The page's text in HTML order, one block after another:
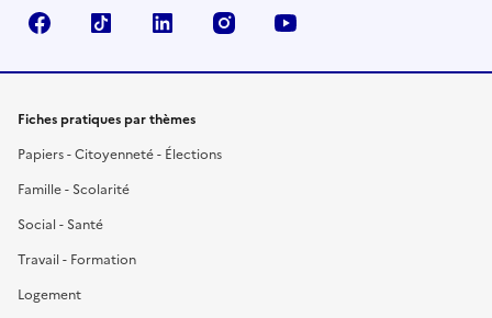
FacebookTikTok LinkedIn Instagram
Fiches pratiques par thèmes
Papiers - Citoyenneté - Élections
Famille - Scolarité
Social - Santé
Travail - Formation
Logement